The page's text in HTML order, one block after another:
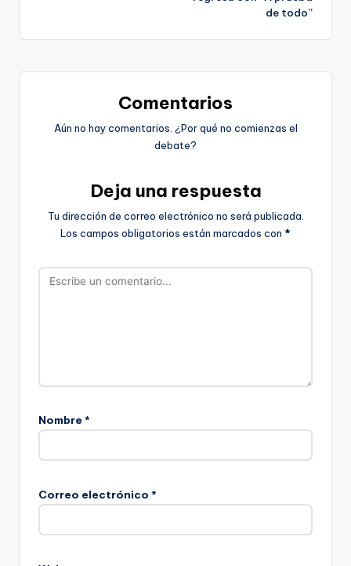
de todo”
Comentarios
Aún no hay comentarios. ¿Por qué no comienzas el
debate?
Deja una respuesta
Tu dirección de correo electrónico no será publicada.
Los campos obligatorios están marcados con *
Nombre *
Correo electrónico *